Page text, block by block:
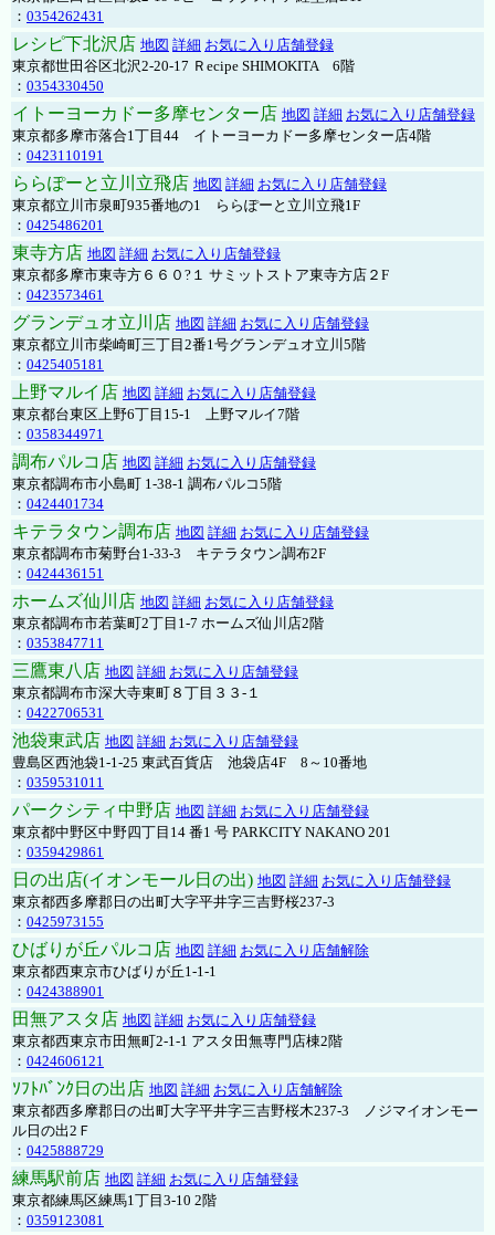
： 0354262431
レシピ下北沢店 地図 詳細 お気に入り店舗登録
東京都世田谷区北沢2-20-17 Ｒecipe SHIMOKITA 6階
： 0354330450
イトーヨーカドー多摩センター店 地図 詳細 お気に入り店舗登録
東京都多摩市落合1丁目44 イトーヨーカドー多摩センター店4階
： 0423110191
ららぽーと立川立飛店 地図 詳細 お気に入り店舗登録
東京都立川市泉町935番地の1 ららぽーと立川立飛1F
： 0425486201
東寺方店 地図 詳細 お気に入り店舗登録
東京都多摩市東寺方６６０?１ サミットストア東寺方店２F
： 0423573461
グランデュオ立川店 地図 詳細 お気に入り店舗登録
東京都立川市柴崎町三丁目2番1号グランデュオ立川5階
： 0425405181
上野マルイ店 地図 詳細 お気に入り店舗登録
東京都台東区上野6丁目15-1 上野マルイ7階
： 0358344971
調布パルコ店 地図 詳細 お気に入り店舗登録
東京都調布市小島町 1-38-1 調布パルコ5階
： 0424401734
キテラタウン調布店 地図 詳細 お気に入り店舗登録
東京都調布市菊野台1-33-3 キテラタウン調布2F
： 0424436151
ホームズ仙川店 地図 詳細 お気に入り店舗登録
東京都調布市若葉町2丁目1-7 ホームズ仙川店2階
： 0353847711
三鷹東八店 地図 詳細 お気に入り店舗登録
東京都調布市深大寺東町８丁目３３-１
： 0422706531
池袋東武店 地図 詳細 お気に入り店舗登録
豊島区西池袋1-1-25 東武百貨店 池袋店4F 8～10番地
： 0359531011
パークシティ中野店 地図 詳細 お気に入り店舗登録
東京都中野区中野四丁目14 番1 号 PARKCITY NAKANO 201
： 0359429861
日の出店(イオンモール日の出) 地図 詳細 お気に入り店舗登録
東京都西多摩郡日の出町大字平井字三吉野桜237-3
： 0425973155
ひばりが丘パルコ店 地図 詳細 お気に入り店舗解除
東京都西東京市ひばりが丘1-1-1
： 0424388901
田無アスタ店 地図 詳細 お気に入り店舗登録
東京都西東京市田無町2-1-1 アスタ田無専門店棟2階
： 0424606121
ｿﾌﾄﾊﾞﾝｸ日の出店 地図 詳細 お気に入り店舗解除
東京都西多摩郡日の出町大字平井字三吉野桜木237-3 ノジマイオンモー
ル日の出2Ｆ
： 0425888729
練馬駅前店 地図 詳細 お気に入り店舗登録
東京都練馬区練馬1丁目3-10 2階
： 0359123081